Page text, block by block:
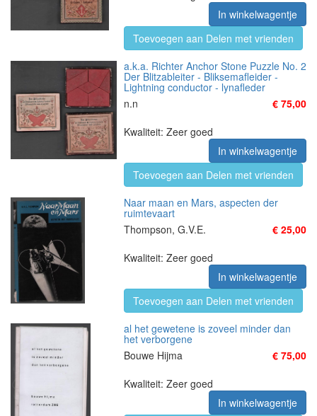
In winkelwagentje
Toevoegen aan Delen met vrienden
a.k.a. Richter Anchor Stone Puzzle No. 2
Der Blitzableiter - Bliksemafleider -
Lightning conductor - lynafleder
n.n
€ 75,00
Kwaliteit: Zeer goed
In winkelwagentje
Toevoegen aan Delen met vrienden
Naar maan en Mars, aspecten der
ruimtevaart
Thompson, G.V.E.
€ 25,00
Kwaliteit: Zeer goed
In winkelwagentje
Toevoegen aan Delen met vrienden
al het gewetene is zoveel minder dan
het verborgene
Bouwe Hijma
€ 75,00
Kwaliteit: Zeer goed
In winkelwagentje